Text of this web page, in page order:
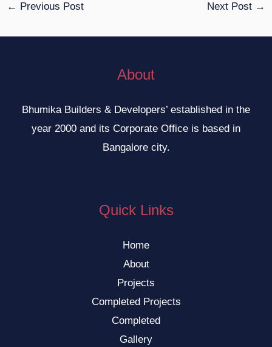
← Previous Post Next Post →
About
Bhumika Builders & Developers’ established in the
year 2000 and its Corporate Office is based in
Bangalore city.
Quick Links
Home
About
Projects
Completed Projects
Completed
Gallery